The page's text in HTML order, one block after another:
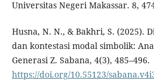
Universitas Negeri Makassar. 8,
Husna, N. N., & Bakhri, S. (2025).
dan kontestasi modal simbolik:
Generasi Z. Sabana, 4(3), 485–496.
https://doi.org/10.55123/